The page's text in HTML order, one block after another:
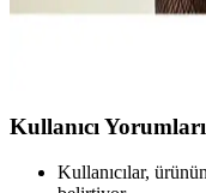
İki şık ve konforlu Dedo
Kullanıcı Yorumları
Kullanıcılar,